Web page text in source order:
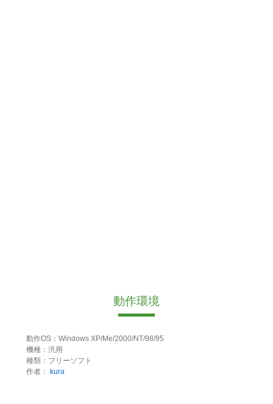
動作環境
動作OS：Windows XP/Me/2000/NT/98/95
機種：汎用
種類：フリーソフト
作者：
kura